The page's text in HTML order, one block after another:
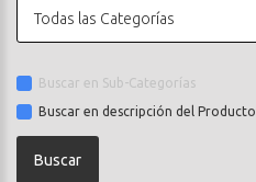
Todas las Categorías
Buscar en Sub-Categorías
Buscar en descripción del Producto